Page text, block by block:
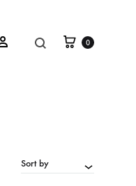
Sign inSZUKAJ Koszyk
0
Sort by